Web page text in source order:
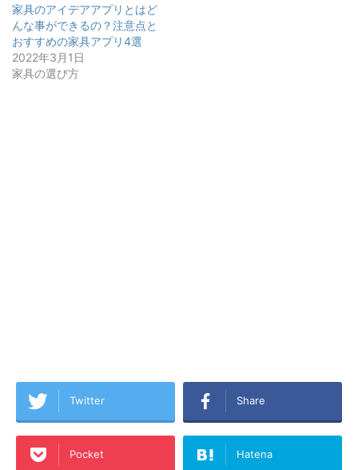
家具のアイデアアプリとはど
んな事ができるの？注意点と
おすすめの家具アプリ4選
2022年3月1日
家具の選び方
Twitter Share
Pocket Hatena